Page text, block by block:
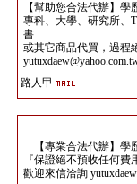
【幫助您合法代辦】
專科、大學、研究所、
書
或其它商品代買，過程
路人甲
【專業合法代辦】學
『保證絕不預收任何
歡迎來信洽詢